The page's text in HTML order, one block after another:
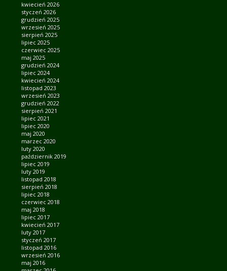
kwiecień 2026
styczeń 2026
grudzień 2025
wrzesień 2025
sierpień 2025
lipiec 2025
czerwiec 2025
maj 2025
grudzień 2024
lipiec 2024
kwiecień 2024
listopad 2023
wrzesień 2023
grudzień 2022
sierpień 2021
lipiec 2021
lipiec 2020
maj 2020
marzec 2020
luty 2020
październik 2019
lipiec 2019
luty 2019
listopad 2018
sierpień 2018
lipiec 2018
czerwiec 2018
maj 2018
lipiec 2017
kwiecień 2017
luty 2017
styczeń 2017
listopad 2016
wrzesień 2016
maj 2016